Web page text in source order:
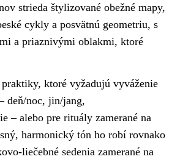
strieda štylizované obežné mapy,
cykly a posvätnú geometriu, s
a priaznivými oblakmi, ktoré
ktoré vyžadujú vyváženie
deň/noc, jin/jang,
– alebo pre rituály zamerané na
harmonický tón ho robí rovnako
liečebné sedenia zamerané na